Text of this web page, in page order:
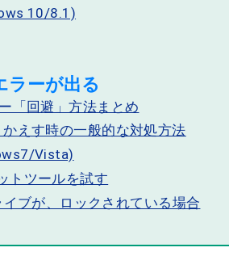
10/8.1)
ラーが出る
「回避」方法まとめ
えす時の一般的な対処方法
Vista)
トツールを試す
ブが、ロックされている場合